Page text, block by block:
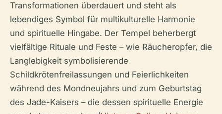
Transformationen überdauert und steht als
lebendiges Symbol für multikulturelle Harmonie
und spirituelle Hingabe. Der Tempel beherbergt
vielfältige Rituale und Feste – wie Räucheropfer, die
Langlebigkeit symbolisierende
Schildkrötenfreilassungen und Feierlichkeiten
während des Mondneujahrs und zum Geburtstag
des Jade-Kaisers – die dessen spirituelle Energie